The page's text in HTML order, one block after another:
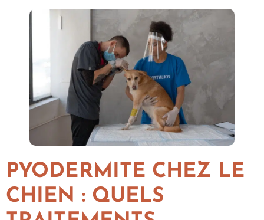
PYODERMITE CHEZ LE
CHIEN : QUELS